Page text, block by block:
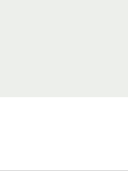
os pontos
rápida para